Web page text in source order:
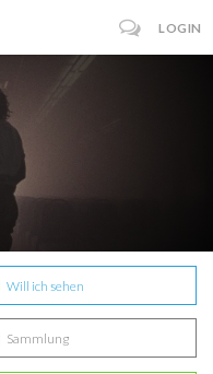
LOGIN
Will ich sehen
Sammlung